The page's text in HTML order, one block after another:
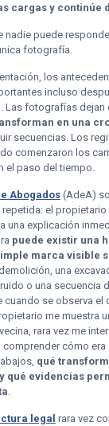
cargas y continúe
nadie puede
fotografía.
los
incluso
Las fotografías dejan
en una
secuencias. Los
comenzaron los
el paso del tiempo.
Abogados(AdeA)
el
una explicación
puede existir una
marca visible
una
o una secuencia
cuando se observa el
me muestra
rara vez me
comprender cómo
qué
qué evidencias
.
legal rara vez